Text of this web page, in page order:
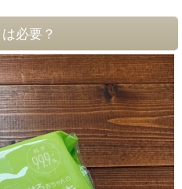
必要？